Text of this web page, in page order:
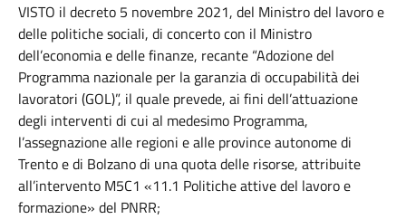
VISTO il decreto 5 novembre 2021, del Ministro del lavoro e
delle politiche sociali, di concerto con il Ministro
dell’economia e delle finanze, recante “Adozione del
Programma nazionale per la garanzia di occupabilità dei
lavoratori (GOL)”, il quale prevede, ai fini dell’attuazione
degli interventi di cui al medesimo Programma,
l’assegnazione alle regioni e alle province autonome di
Trento e di Bolzano di una quota delle risorse, attribuite
all’intervento M5C1 «11.1 Politiche attive del lavoro e
formazione» del PNRR;